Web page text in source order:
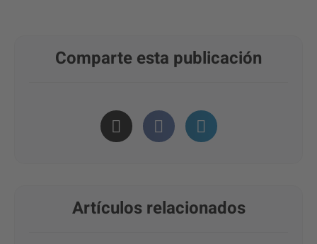
Comparte esta publicación
Artículos relacionados